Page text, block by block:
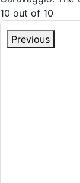
10 out of 10
Previous